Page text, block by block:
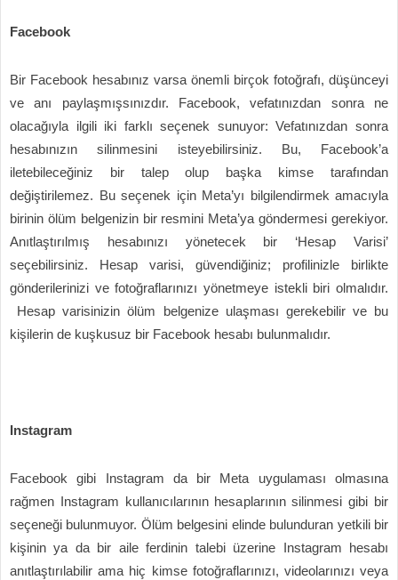
Facebook
Bir Facebook hesabınız varsa önemli birçok fotoğrafı, düşünceyi
ve anı paylaşmışsınızdır. Facebook, vefatınızdan sonra ne
olacağıyla ilgili iki farklı seçenek sunuyor: Vefatınızdan sonra
hesabınızın silinmesini isteyebilirsiniz. Bu, Facebook’a
iletebileceğiniz bir talep olup başka kimse tarafından
değiştirilemez. Bu seçenek için Meta’yı bilgilendirmek amacıyla
birinin ölüm belgenizin bir resmini Meta’ya göndermesi gerekiyor.
Anıtlaştırılmış hesabınızı yönetecek bir ‘Hesap Varisi’
seçebilirsiniz. Hesap varisi, güvendiğiniz; profilinizle birlikte
gönderilerinizi ve fotoğraflarınızı yönetmeye istekli biri olmalıdır.
Hesap varisinizin ölüm belgenize ulaşması gerekebilir ve bu
kişilerin de kuşkusuz bir Facebook hesabı bulunmalıdır.
Instagram
Facebook gibi Instagram da bir Meta uygulaması olmasına
rağmen Instagram kullanıcılarının hesaplarının silinmesi gibi bir
seçeneği bulunmuyor. Ölüm belgesini elinde bulunduran yetkili bir
kişinin ya da bir aile ferdinin talebi üzerine Instagram hesabı
anıtlaştırılabilir ama hiç kimse fotoğraflarınızı, videolarınızı veya